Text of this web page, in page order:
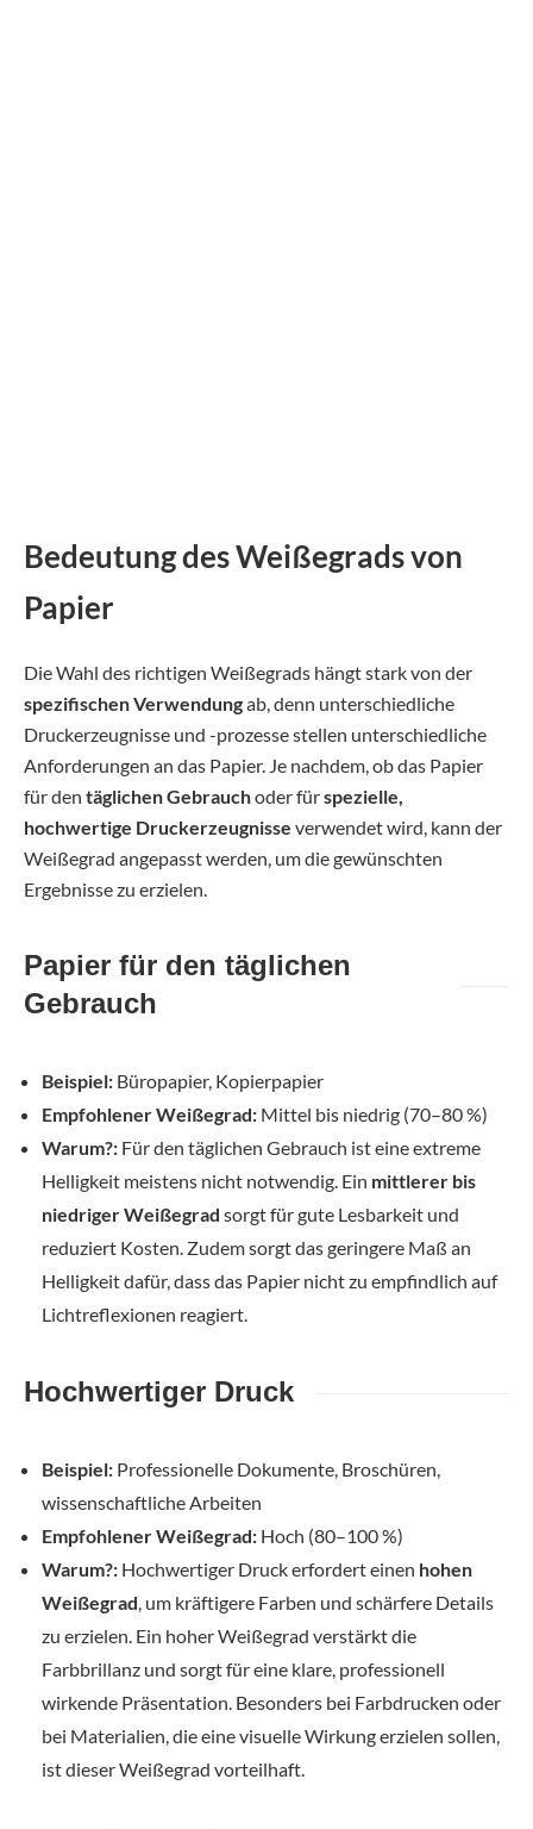
Bedeutung des Weißegrads von
Papier
Die Wahl des richtigen Weißegrads hängt stark von der
spezifischen Verwendungab, denn unterschiedliche
Druckerzeugnisse und -prozesse stellen unterschiedliche
Anforderungen an das Papier. Je nachdem, ob das Papier
für den täglichen Gebrauchoder fürspezielle,
hochwertige Druckerzeugnisse verwendet wird, kann der
Weißegrad angepasst werden, um die gewünschten
Ergebnisse zu erzielen.
Papier für den täglichen
Gebrauch
Beispiel: Büropapier, Kopierpapier
Empfohlener Weißegrad: Mittel bis niedrig (70–80 %)
Warum?: Für den täglichen Gebrauch ist eine extreme
Helligkeit meistens nicht notwendig. Ein mittlerer bis
niedriger Weißegrad sorgt für gute Lesbarkeit und
reduziert Kosten. Zudem sorgt das geringere Maß an
Helligkeit dafür, dass das Papier nicht zu empfindlich auf
Lichtreflexionen reagiert.
Hochwertiger Druck
Beispiel: Professionelle Dokumente, Broschüren,
wissenschaftliche Arbeiten
Empfohlener Weißegrad: Hoch (80–100 %)
Warum?: Hochwertiger Druck erfordert einen hohen
Weißegrad, um kräftigere Farben und schärfere Details
zu erzielen. Ein hoher Weißegrad verstärkt die
Farbbrillanz und sorgt für eine klare, professionell
wirkende Präsentation. Besonders bei Farbdrucken oder
bei Materialien, die eine visuelle Wirkung erzielen sollen,
ist dieser Weißegrad vorteilhaft.